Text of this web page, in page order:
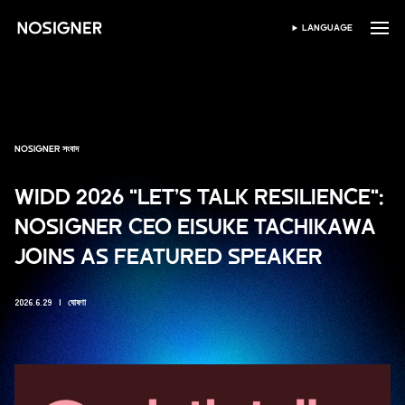
হোম ভাষা নির্বাচন করুন
LANGUAGE
NOSIGNER সংবাদ
WIDD 2026 "LET’S TALK RESILIENCE":
NOSIGNER CEO EISUKE TACHIKAWA
JOINS AS FEATURED SPEAKER
2026.6.29 ঘোষণা